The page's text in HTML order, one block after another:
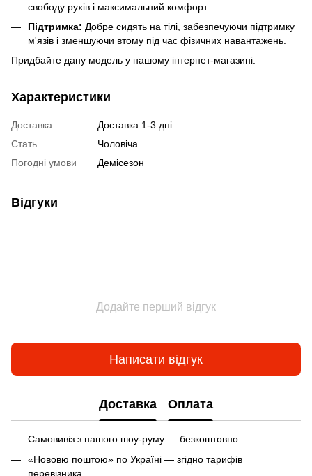
свободу рухів і максимальний комфорт.
Підтримка: Добре сидять на тілі, забезпечуючи підтримку
м'язів і зменшуючи втому під час фізичних навантажень.
Придбайте дану модель у нашому інтернет-магазині.
Характеристики
Доставка
Доставка 1-3 дні
Стать
Чоловіча
Погодні умови
Демісезон
Відгуки
Додайте перший відгук
Написати відгук
Доставка Оплата
Самовивіз з нашого шоу-руму — безкоштовно.
«Нововю поштою» по Україні — згідно тарифів
перевізника.